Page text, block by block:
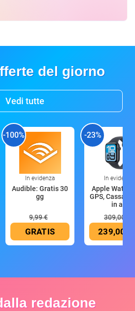
del giorno
Vedi tutte
-100%
In evidenza
Audible: Gratis 30
gg
9,99 €
GRATIS
-23%
In evidenza
Apple Watch
GPS, Cassa
in all
309,00 €
239,00 €
redazione